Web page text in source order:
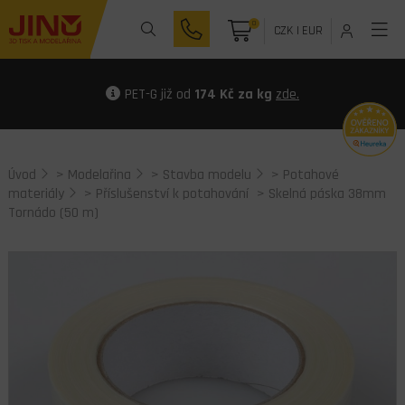
0 CZK| EUR
PET-G již od 174 Kč za kg zde.
Úvod > Modelařina > Stavba modelu > Potahové
materiály
> Příslušenství k potahování > Skelná páska 38mm
Tornádo (50 m)